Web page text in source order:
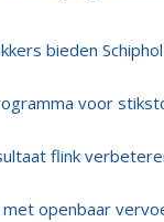
bieden
voor
flink
openbaar